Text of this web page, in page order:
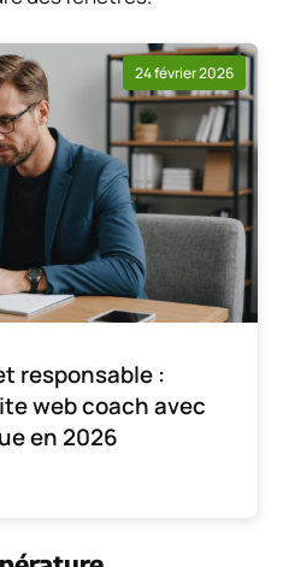
24 février 2026
responsable :
web coach avec
en 2026